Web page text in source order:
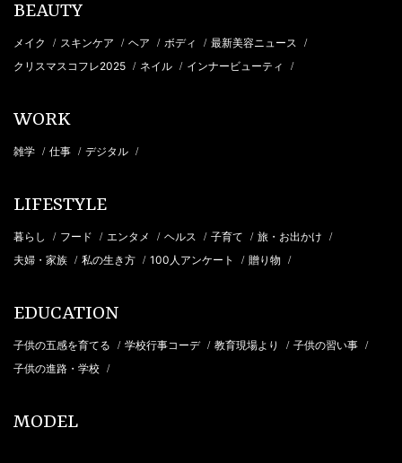
BEAUTY
メイク / スキンケア / ヘア / ボディ / 最新美容ニュース /
クリスマスコフレ2025 / ネイル / インナービューティ /
WORK
雑学 / 仕事 / デジタル /
LIFESTYLE
暮らし / フード / エンタメ / ヘルス / 子育て / 旅・お出かけ /
夫婦・家族 / 私の生き方 / 100人アンケート / 贈り物 /
EDUCATION
子供の五感を育てる / 学校行事コーデ / 教育現場より / 子供の習い事 /
子供の進路・学校 /
MODEL